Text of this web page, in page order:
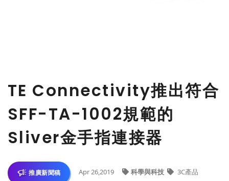
TE Connectivity推出符合
SFF-TA-1002規範的
Sliver金手指連接器
推廣新聞稿 Apr 26,2019 科學與科技 3C產品